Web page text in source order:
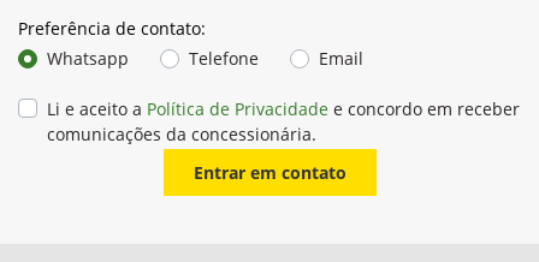
Preferência de contato:
Whatsapp
Telefone Email
Li e aceito a Política de Privacidade e concordo em receber
comunicações da concessionária.
Entrar em contato